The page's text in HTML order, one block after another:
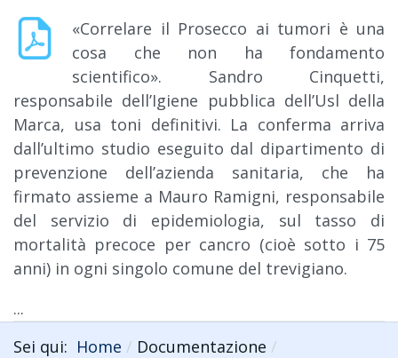
«Correlare il Prosecco ai tumori è una
cosa che non ha fondamento
scientifico». Sandro Cinquetti,
responsabile dell’Igiene pubblica dell’Usl della
Marca, usa toni definitivi. La conferma arriva
dall’ultimo studio eseguito dal dipartimento di
prevenzione dell’azienda sanitaria, che ha
firmato assieme a Mauro Ramigni, responsabile
del servizio di epidemiologia, sul tasso di
mortalità precoce per cancro (cioè sotto i 75
anni) in ogni singolo comune del trevigiano.
...
Sei qui: Home
Documentazione